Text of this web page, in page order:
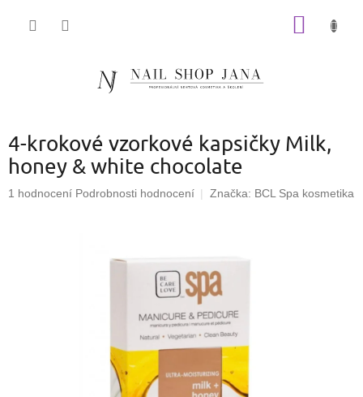
4-krokové vzorkové kapsičky Milk,
honey & white chocolate
Průměrné
1 hodnocení Podrobnosti hodnocení Značka: BCL Spa kosmetika